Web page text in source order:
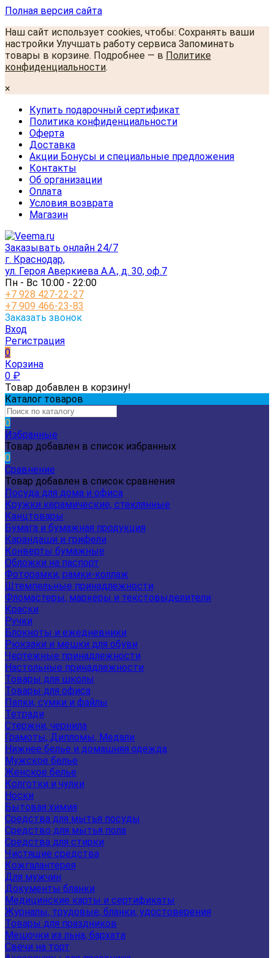
Полная версия сайта
Наш сайт использует cookies, чтобы: Сохранять ваши
настройки Улучшать работу сервиса Запоминать
товары в корзине. Подробнее — в Политике
конфиденциальности.
×
Купить подарочный сертификат
Политика конфиденциальности
Оферта
Доставка
Акции Бонусы и специальные предложения
Контакты
Об организации
Оплата
Условия возврата
Магазин
Заказывать онлайн 24/7
г. Краснодар,
ул. Героя Аверкиева А.А., д. 30, оф.7
Пн - Вс 10:00 - 22:00
+7 928 427-22-27
+7 909 466-23-83
Заказать звонок
Вход
Регистрация
0
Корзина
0 ₽
Товар добавлен в корзину!
Каталог товаров
0
Избранные
Товар добавлен в список избранных
0
Сравнение
Товар добавлен в список сравнения
Посуда для дома и офиса
Кружки керамические, стеклянные
Канцтовары
Бумага и бумажная продукция
Карандаши и грифели
Конверты бумажные
Обложки на паспорт
Фоторамки, рамки-коллаж
Штемпельные принадлежности
Фломастеры, маркеры и текстовыделители
Краски
Ручки
Блокноты и ежедневники
Рюкзаки и мешки для обуви
Чертежные принадлежности
Настольные принадлежности
Товары для школы
Товары для офиса
Папки, сумки и файлы
Тетради
Стержни, чернила
Грамоты, Дипломы, Медали
Нижнее белье и домашняя одежда
Мужское белье
Женское белье
Колготки и чулки
Носки
Бытовая химия
Средства для мытья посуды
Средство для мытья пола
Средства для стирки
Чистящие средства
Кожгалантерея
Для мужчин
Документы бланки
Медицинские карты и сертификаты
Журналы, трудовые, бланки, удостоверения
Товары для праздников
Мешочки из льна, бархата
Свечи на торт